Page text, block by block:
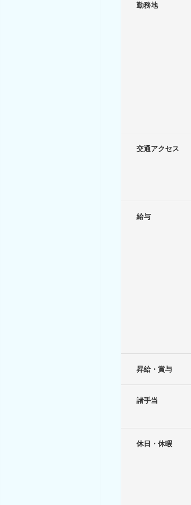
勤務地
交通アクセス
給与
昇給・賞与
諸手当
休日・休暇